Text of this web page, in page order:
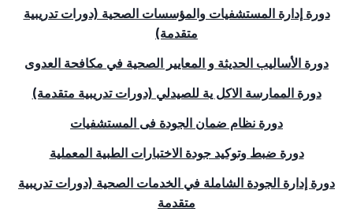
دورة إدارة المستشفيات والمؤسسات الصحية (دورات تدريبية
متقدمة)
دورة الأساليب الحديثة و المعايير الصحية في مكافحة العدوى
دورة الممارسة الاكل ية للصيدلي (دورات تدريبية متقدمة)
دورة نظام ضمان الجودة فى المستشفيات
دورة ضبط وتوكيد جودة الاختبارات الطبية المعملية
دورة إدارة الجودة الشاملة في الخدمات الصحية (دورات تدريبية
متقدمة